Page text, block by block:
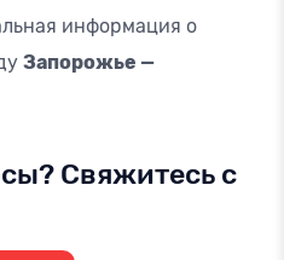
информация о
Запорожье —
Свяжитесь с